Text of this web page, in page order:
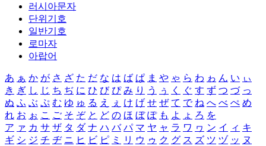
러시아문자
단위기호
일반기호
로마자
아랍어
あ ぁ か が さ ざ た だ な は ば ぱ ま や ゃ ら わ ゎ ん い ぃ
き ぎ し じ ち ぢ に ひ び ぴ み り う ぅ く ぐ す ず つ づ っ
ぬ ふ ぶ ぷ む ゆ ゅ る え ぇ け げ せ ぜ て で ね へ べ ぺ め
れ お ぉ こ ご そ ぞ と ど の ほ ぼ ぽ も よ ょ ろ を
ア ァ カ サ ザ タ ダ ナ ハ バ パ マ ヤ ャ ラ ワ ヮ ン イ ィ キ
ギ シ ジ チ ヂ ニ ヒ ビ ピ ミ リ ウ ゥ ク グ ス ズ ツ ヅ ッ ヌ